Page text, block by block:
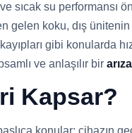
sıcak su performansı
koku, dış
gibi konularda
ve anlaşılır bir
Kapsar?
konular; cihazın